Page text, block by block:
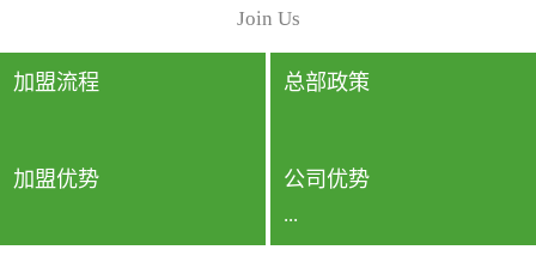
内空间都有整体消毒的需
要。因为空间内人流携带
的、空气...
法，空气采样量准确，检
测结果可靠，远胜于其他
检测...
Join Us
加盟流程 总部政策
加盟优势 公司优势
...